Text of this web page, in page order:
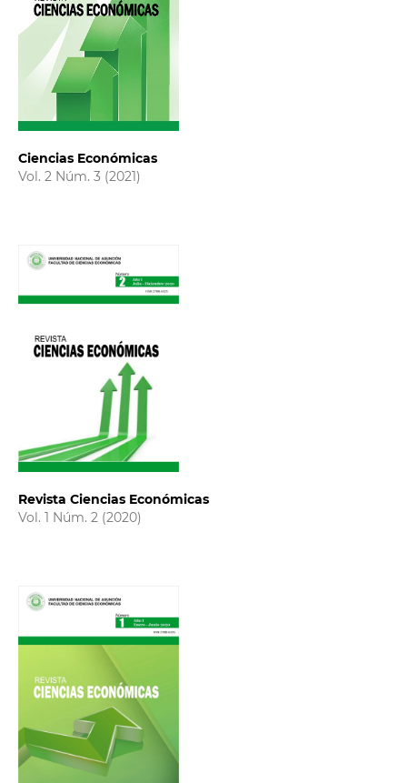
Ciencias Económicas
Vol. 2 Núm. 3 (2021)
Revista Ciencias Económicas
Vol. 1 Núm. 2 (2020)